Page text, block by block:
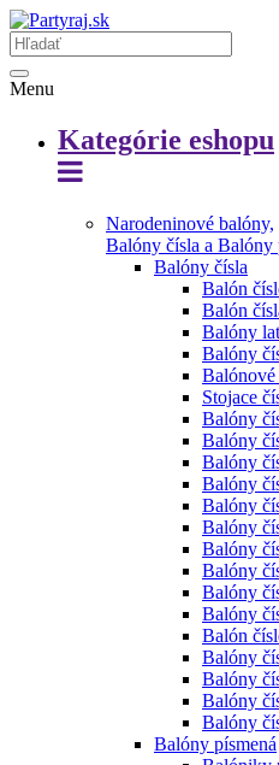
Menu
Kategórie eshopu
Narodeninové balóny,
Balóny čísla a Balóny
Balóny čísla
Balón
Balón
Balóny
Balóny
Stojace
Balóny
Balóny
Balóny
Balóny
Balóny
Balóny
Balóny
Balóny
Balóny
Balóny
Balón
Balóny
Balóny
Balóny
Balóny
Balóny písmená